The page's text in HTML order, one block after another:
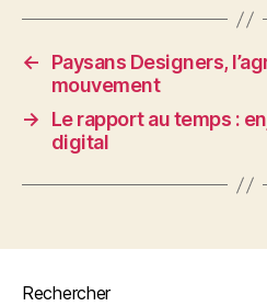
←
Paysans Designers,
mouvement
→
Le rapport au temps :
digital
Rechercher